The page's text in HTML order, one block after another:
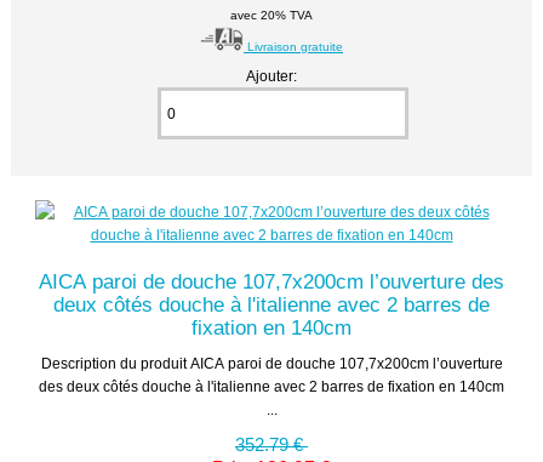
avec 20% TVA
Livraison gratuite
Ajouter:
AICA paroi de douche 107,7x200cm l’ouverture des
deux côtés douche à l'italienne avec 2 barres de
fixation en 140cm
Description du produit AICA paroi de douche 107,7x200cm l’ouverture
des deux côtés douche à l'italienne avec 2 barres de fixation en 140cm
352.79 €